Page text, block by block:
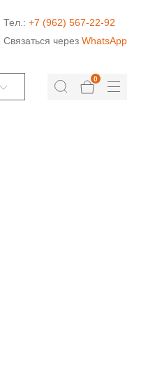
Тел.: +7 (962) 567-22-92
Связаться через WhatsApp
0